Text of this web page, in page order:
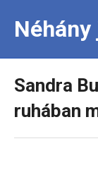
Sandra
ruhában